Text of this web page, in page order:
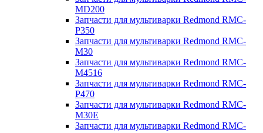
MD200
Запчасти для мультиварки Redmond RMC-
P350
Запчасти для мультиварки Redmond RMC-
M30
Запчасти для мультиварки Redmond RMC-
M4516
Запчасти для мультиварки Redmond RMC-
P470
Запчасти для мультиварки Redmond RMC-
M30E
Запчасти для мультиварки Redmond RMC-